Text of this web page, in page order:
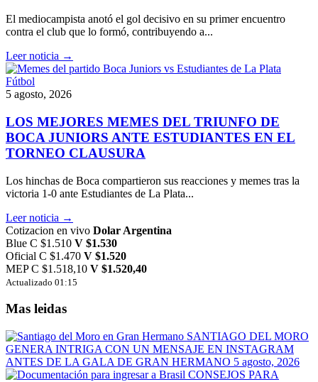
El mediocampista anotó el gol decisivo en su primer encuentro
contra el club que lo formó, contribuyendo a...
Leer noticia →
Fútbol
5 agosto, 2026
LOS MEJORES MEMES DEL TRIUNFO DE
BOCA JUNIORS ANTE ESTUDIANTES EN EL
TORNEO CLAUSURA
Los hinchas de Boca compartieron sus reacciones y memes tras la
victoria 1-0 ante Estudiantes de La Plata...
Leer noticia →
Cotizacion en vivo Dolar Argentina
Blue C $1.510 V $1.530
Oficial C $1.470 V $1.520
MEP C $1.518,10 V $1.520,40
Actualizado 01:15
Mas leidas
SANTIAGO DEL MORO
GENERA INTRIGA CON UN MENSAJE EN INSTAGRAM
ANTES DE LA GALA DE GRAN HERMANO 5 agosto, 2026
CONSEJOS PARA